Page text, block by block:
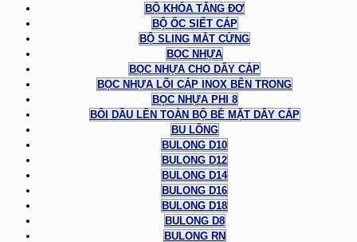
BỘ KHÓA TĂNG ĐƠ
BỘ ỐC SIẾT CÁP
BỘ SLING MẮT CỨNG
BỌC NHỰA
BỌC NHỰA CHO DÂY CÁP
BỌC NHỰA LÕI CÁP INOX BÊN TRONG
BỌC NHỰA PHI 8
BÔI DẦU LÊN TOÀN BỘ BỀ MẶT DÂY CÁP
BU LÔNG
BULONG D10
BULONG D12
BULONG D14
BULONG D16
BULONG D18
BULONG D8
BULONG RN